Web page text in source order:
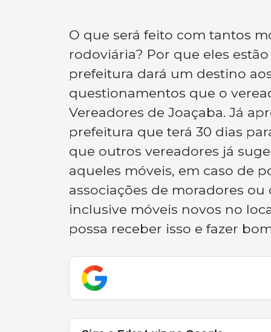
O que será feito com tantos
rodoviária? Por que eles
prefeitura dará um destino
questionamentos que o
Vereadores de Joaçaba. Já
prefeitura que terá 30 dias
que outros vereadores já
aqueles móveis, em caso de
associações de moradores
inclusive móveis novos no
possa receber isso e fazer